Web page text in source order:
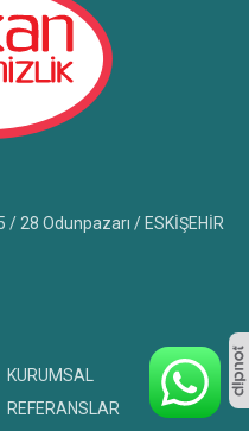
/ 28 Odunpazarı / ESKİŞEHİR
KURUMSAL
REFERANSLAR